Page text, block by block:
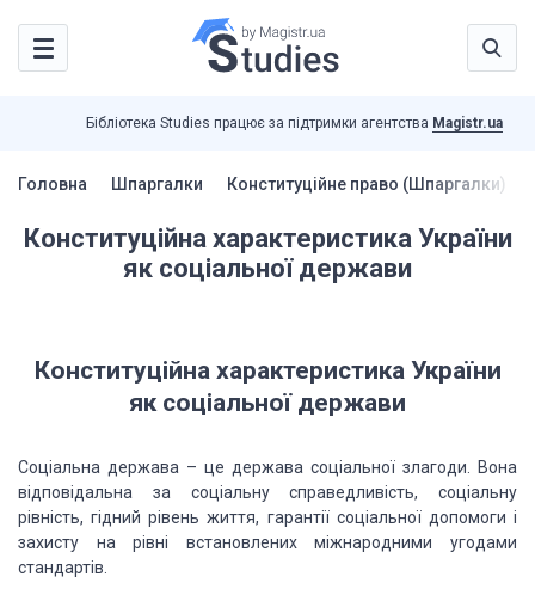
Бібліотека Studies працює за підтримки агентства Magistr.ua
Головна Шпаргалки Конституційне право (Шпаргалки)
Конституційна характеристика України
як соціальної держави
Конституційна характеристика України
як соціальної держави
Соціальна держава – це держава соціальної злагоди. Вона
відповідальна за соціальну справедливість, соціальну
рівність, гідний рівень життя, гарантії соціальної допомоги і
захисту на рівні встановлених міжнародними угодами
стандартів.